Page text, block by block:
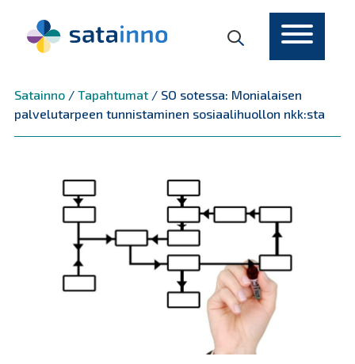
Satainno/ Tapahtumat/ SO sotessa: Monialaisen
palvelutarpeen tunnistaminen sosiaalihuollon nkk:sta